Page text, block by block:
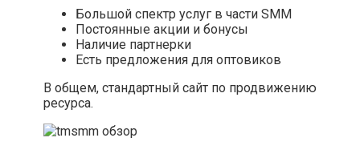
Большой спектр услуг в части SMM
Постоянные акции и бонусы
Наличие партнерки
Есть предложения для оптовиков
В общем, стандартный сайт по продвижению
ресурса.